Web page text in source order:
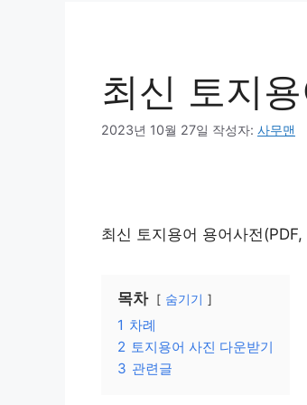
최신 토지
2023년 10월 27일 작성자: 사무맨
최신 토지용어 용어사전
목차 숨기기
1 차례
2 토지용어 사진 다운받기
3 관련글